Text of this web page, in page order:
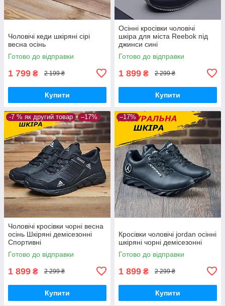
Чоловічі кеди шкіряні сірі
весна осінь
Готово до відправки
1 799 ₴ 2 199 ₴
Купити
Осінні кросівки чоловічі
шкіра для міста Reebok під
джинси сині
шкіряні кроси демісезонні
весна осінь
Готово до відправки
1 899 ₴ 2 299 ₴
Купити
-7 % як другий товар –17%
Чоловічі кросівки чорні весна
осінь Шкіряні демісезонні
Спортивні
Готово до відправки
1 899 ₴ 2 299 ₴
Купити
–17%
Кросівки чоловічі jordan осінні
шкіряні чорні демісезонні
Готово до відправки
1 899 ₴ 2 299 ₴
Купити